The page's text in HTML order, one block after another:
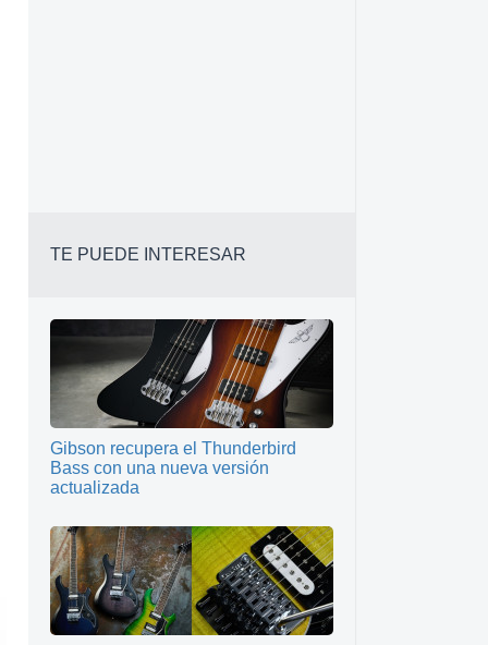
TE PUEDE INTERESAR
Gibson recupera el Thunderbird
Bass con una nueva versión
actualizada